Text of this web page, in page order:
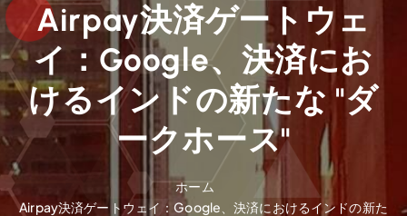
プ
Airpay決済ゲートウェ
イ：Google、決済にお
けるインドの新たな "ダ
ークホース"
ホーム
Airpay決済ゲートウェイ：Google、決済におけるインドの新た